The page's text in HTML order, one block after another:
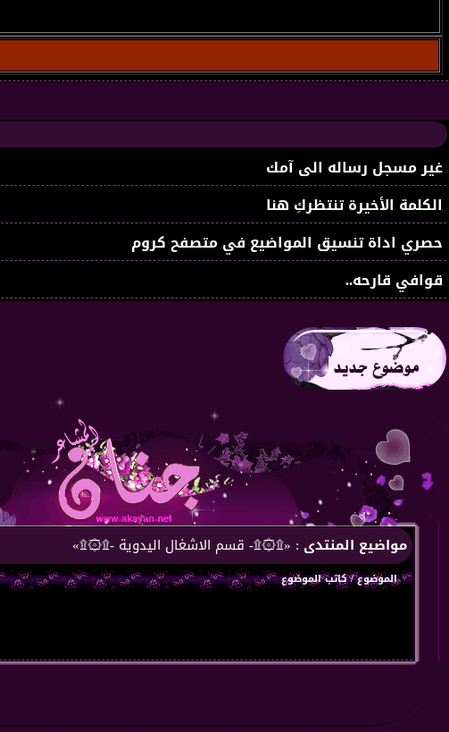
غير مسجل رساله الى آمك
الكلمة الأخيرة تنتظركِ هنا
حصري اداة تنسيق المواضيع في متصفح كروم
قوافي قارحه..
مواضيع المنتدى : «۩۞۩- قسم الاشغال اليدوية -۩۞۩»
الموضوع/كاتب الموضوع